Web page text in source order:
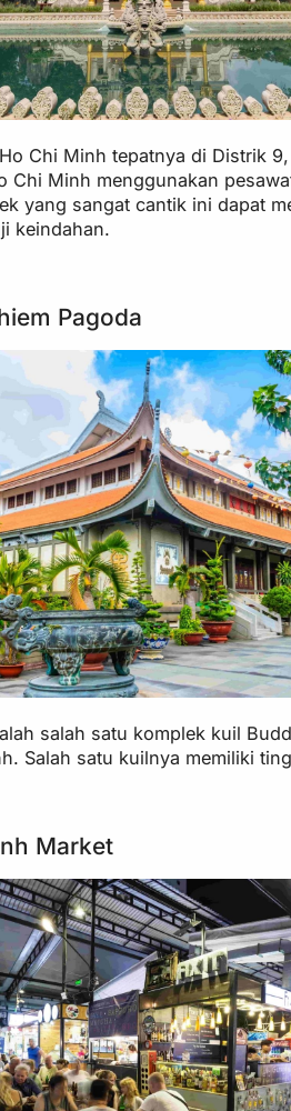
Chi Minh tepatnya di Distrik
Chi Minh menggunakan
yang sangat cantik ini dapat
keindahan.
Pagoda
salah satu komplek kuil
Salah satu kuilnya memiliki
Market